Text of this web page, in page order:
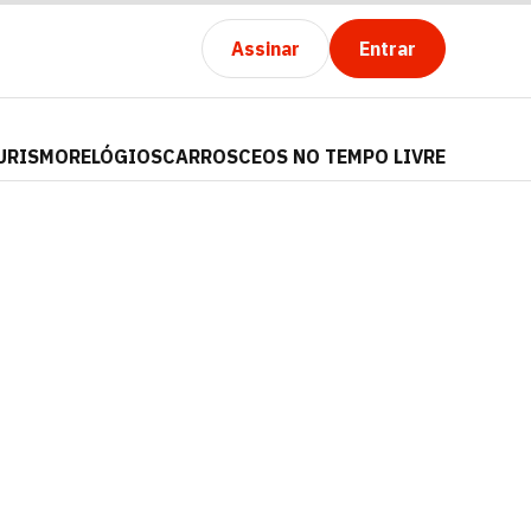
Assinar Entrar
RELÓGIOSCARROSCEOS NO TEMPO LIVRE